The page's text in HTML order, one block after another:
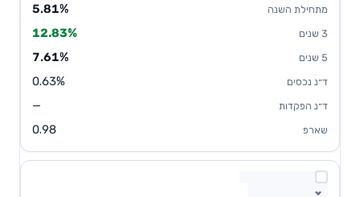
5.81%
12.83%
7.61%
0.63%
—
0.98